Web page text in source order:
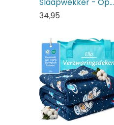
Slaapwekker - Op...
34,95